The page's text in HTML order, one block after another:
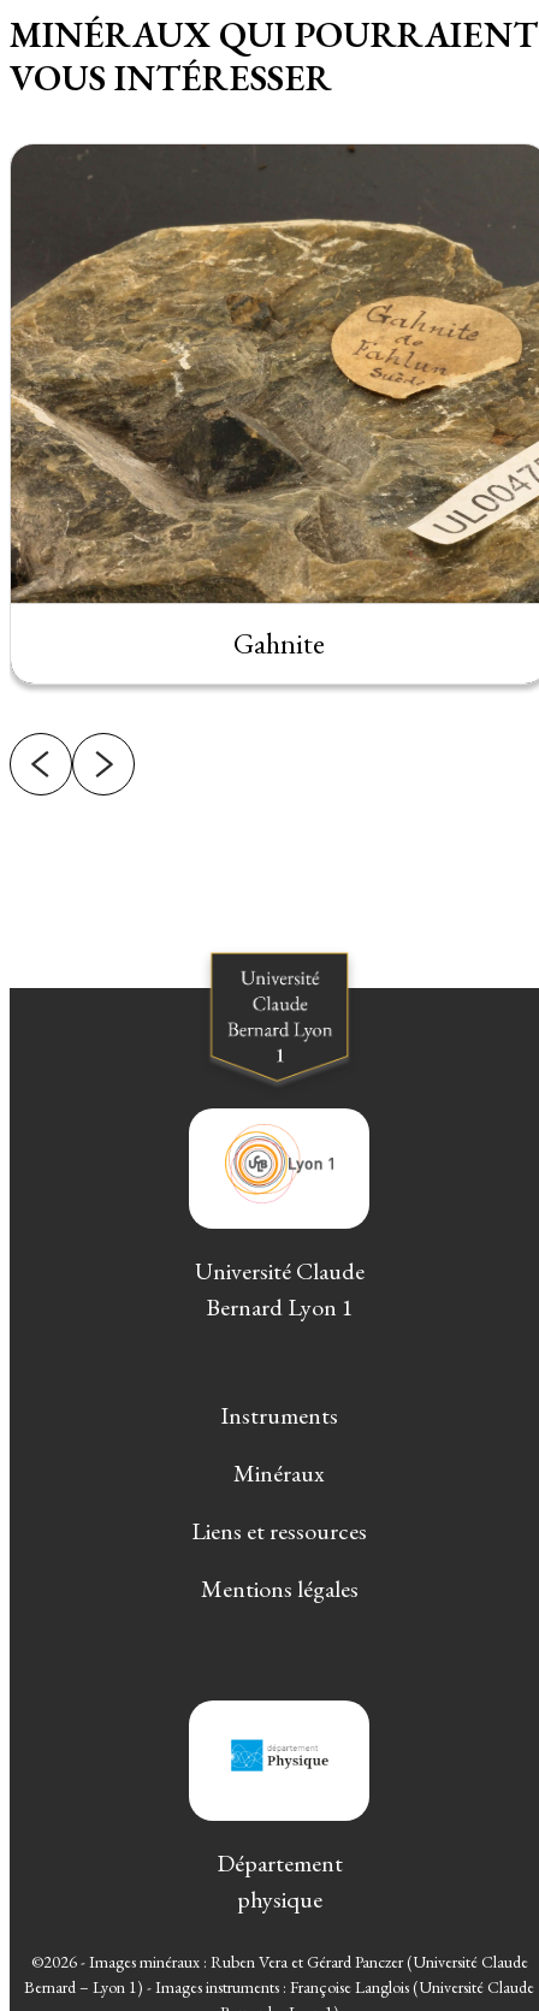
MINÉRAUX QUI POURRAIENT
VOUS INTÉRESSER
Gahnite
Université Claude
Bernard Lyon 1
Instruments
Minéraux
Liens et ressources
Mentions légales
Département
physique
©2026 - Images minéraux : Ruben Vera et Gérard Panczer (Université Claude
Bernard – Lyon 1) - Images instruments : Françoise Langlois (Université Claude